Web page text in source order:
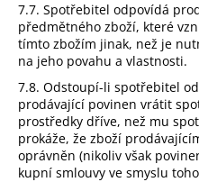
7.7. Spotřebitel odpovídá
předmětného zboží, které
tímto zbožím jinak, než je
na jeho povahu a vlastnosti.
7.8. Odstoupí-li spotřebitel
prodávající povinen vrátit
prostředky dříve, než mu
prokáže, že zboží
oprávněn (nikoliv však
kupní smlouvy ve smyslu